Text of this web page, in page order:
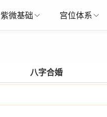
紫微基础 宫位体系
八字合婚